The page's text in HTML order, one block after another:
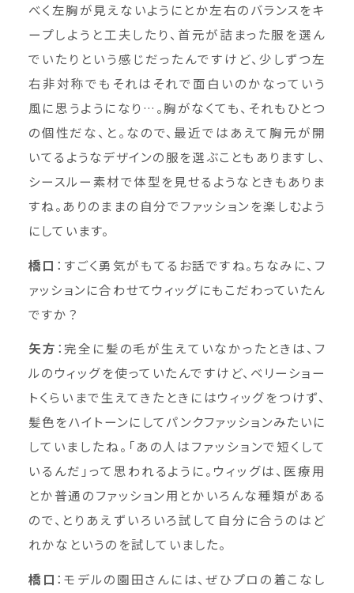
べく左胸が見えないようにとか左右のバランスをキ
ープしようと工夫したり、首元が詰まった服を選ん
でいたりという感じだったんですけど、少しずつ左
右非対称でもそれはそれで面白いのかなっていう
風に思うようになり…。胸がなくても、それもひとつ
の個性だな、と。なので、最近ではあえて胸元が開
いてるようなデザインの服を選ぶこともありますし、
シースルー素材で体型を見せるようなときもありま
すね。ありのままの自分でファッションを楽しむよう
にしています。
橋口 ：すごく勇気がもてるお話ですね。ちなみに、フ
ァッションに合わせてウィッグにもこだわっていたん
ですか？
矢方 ：完全に髪の毛が生えていなかったときは、フ
ルのウィッグを使っていたんですけど、ベリーショー
トくらいまで生えてきたときにはウィッグをつけず、
髪色をハイトーンにしてパンクファッションみたいに
していましたね。「あの人はファッションで短くして
いるんだ」って思われるように。ウィッグは、医療用
とか普通のファッション用とかいろんな種類がある
ので、とりあえずいろいろ試して自分に合うのはど
れかなというのを試していました。
橋口 ：モデルの園田さんには、ぜひプロの着こなし